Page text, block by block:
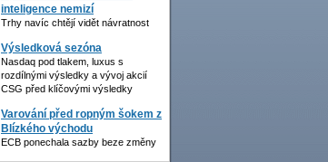
inteligence nemizí
Trhy navíc chtějí vidět návratnost
Výsledková sezóna
Nasdaq pod tlakem, luxus s
rozdílnými výsledky a vývoj akcií
CSG před klíčovými výsledky
Varování před ropným šokem z
Blízkého východu
ECB ponechala sazby beze změny